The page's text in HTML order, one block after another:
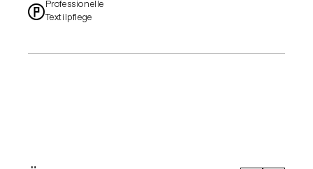
*Professionelle
Textilpflege